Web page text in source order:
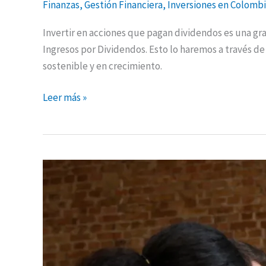
Finanzas,Gestión Financiera, Inversiones en
Invertir en acciones que pagan dividendos es una
Ingresos por Dividendos. Esto lo haremos a través
sostenible y en crecimiento.
Leer más »
Cómo
aprender
realizar
inversiones